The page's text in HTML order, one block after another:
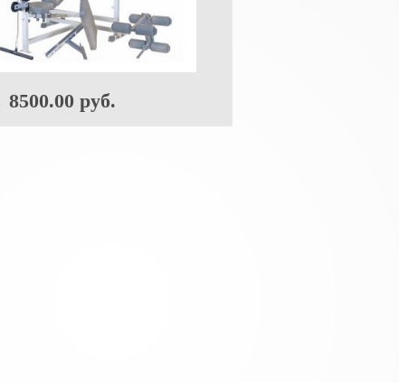
8500.00 руб.